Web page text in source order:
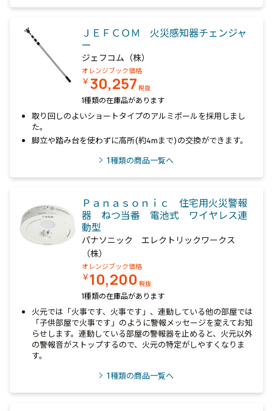
ＪＥＦＣＯＭ 火災感知器チェンジャ
ー
ジェフコム（株）
オレンジブック価格
￥30,257 税抜
1種類の在庫品があります
取り回しのよいショートタイプのアルミポールを採用しまし
た。
脚立や踏み台を使わずに高所(約4mまで)の交換ができます。
1種類の商品一覧へ
Ｐａｎａｓｏｎｉｃ 住宅用火災警報
器 ねつ当番 電池式 ワイヤレス連
動型
パナソニック エレクトリックワークス
（株）
オレンジブック価格
￥10,200 税抜
1種類の在庫品があります
火元では「火事です、火事です」、連動している他の部屋では
「子供部屋で火事です」のように警報メッセージを変えてお知
らせします。連動している部屋の警報器を止めると、火元以外
の警報音がストップするので、火元の特定がしやすくなりま
す。
1種類の商品一覧へ